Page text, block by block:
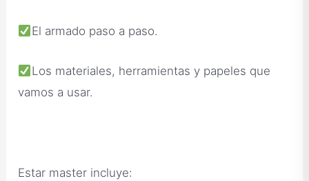
El armado paso a paso.
Los materiales, herramientas y papeles que
vamos a usar.
Estar master incluye: